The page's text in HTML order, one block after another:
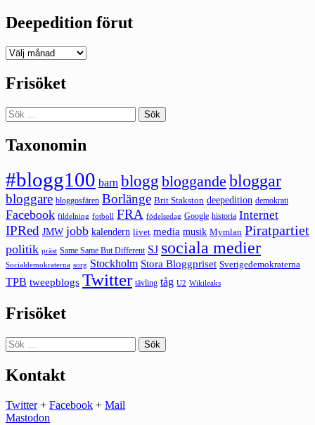
Deepedition förut
Deepedition
Frisöket
Sök
efter:
Taxonomin
#blogg100 barn blogg bloggande bloggar
bloggare bloggosfären Borlänge Brit Stakston deepedition demokrati
Facebook fildelning fotboll FRA födelsedag Google historia Internet
IPRed JMW jobb kalendern livet media musik Mymlan Piratpartiet
politik präst Same Same But Different SJ sociala medier
Socialdemokraterna sorg Stockholm Stora Bloggpriset Sverigedemokraterna
TPB tweepblogs Twitter tävling tåg U2 Wikileaks
Frisöket
Sök
efter:
Kontakt
Twitter+ Facebook + Mail
Mastodon